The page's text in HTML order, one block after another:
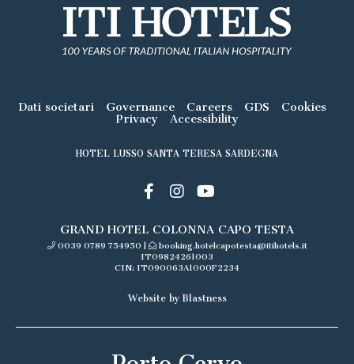
Dati societari Governance Careers GDS
Cookies
Privacy
Accessibility
HOTEL LUSSO SANTA TERESA SARDEGNA
GRAND HOTEL COLONNA CAPO TESTA
0039 0789 754950 |
booking.hotelcapotesta@itihotels.it
IT09824261003
CIN: IT090063A1000F2234
Website by Blastness